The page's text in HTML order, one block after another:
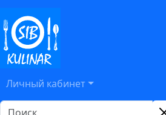
Личный кабинет